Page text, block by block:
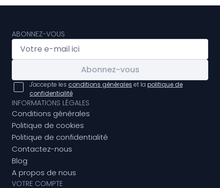
ABONNEZ-VOUS
Abonnez-vous
J'accepte les conditions générales et la politique de
confidentialité
INFORMATIONS LÉGALES
Conditions générales
Politique de cookies
Politique de confidentialité
Contactez-nous
Blog
A propos de nous
VOTRE COMPTE